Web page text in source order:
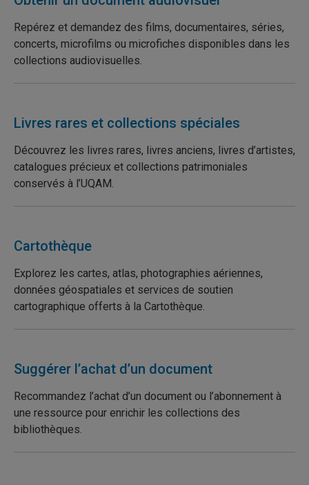
Repérez et demandez des films, documentaires, séries,
concerts, microfilms ou microfiches disponibles dans les
collections audiovisuelles.
Livres rares et collections spéciales
Découvrez les livres rares, livres anciens, livres d’artistes,
catalogues précieux et collections patrimoniales
conservés à l’UQAM.
Cartothèque
Explorez les cartes, atlas, photographies aériennes,
données géospatiales et services de soutien
cartographique offerts à la Cartothèque.
Suggérer l’achat d’un document
Recommandez l’achat d’un document ou l’abonnement à
une ressource pour enrichir les collections des
bibliothèques.